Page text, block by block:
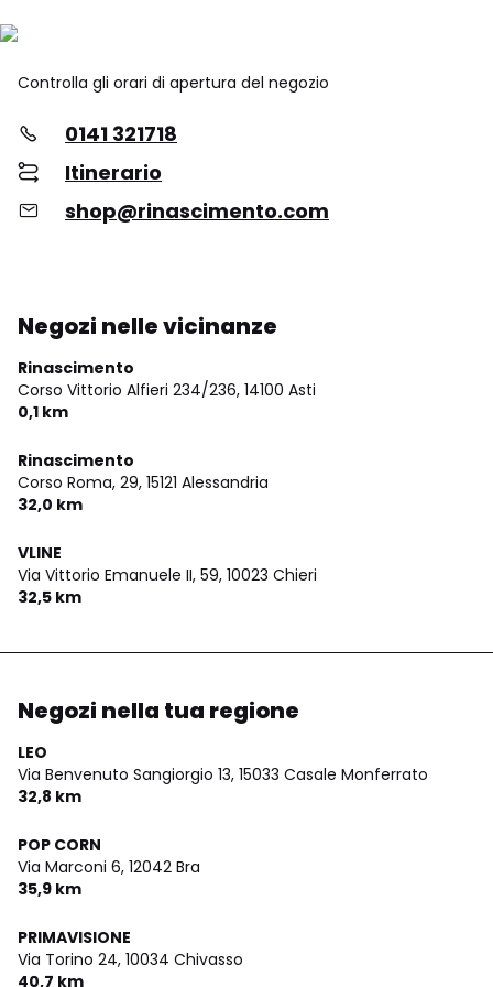
Controlla gli orari di apertura del negozio
0141 321718
Itinerario
shop@rinascimento.com
Negozi nelle vicinanze
Rinascimento
Corso Vittorio Alfieri 234/236, 14100 Asti
0,1 km
Rinascimento
Corso Roma, 29, 15121 Alessandria
32,0 km
VLINE
Via Vittorio Emanuele II, 59, 10023 Chieri
32,5 km
Negozi nella tua regione
LEO
Via Benvenuto Sangiorgio 13, 15033 Casale Monferrato
32,8 km
POP CORN
Via Marconi 6, 12042 Bra
35,9 km
PRIMAVISIONE
Via Torino 24, 10034 Chivasso
40,7 km